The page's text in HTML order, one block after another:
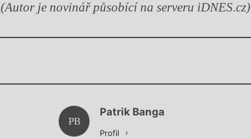
(Autor je novinář působící na serveru iDNES.cz)
Chviličku.
PB
Patrik Banga
Profil